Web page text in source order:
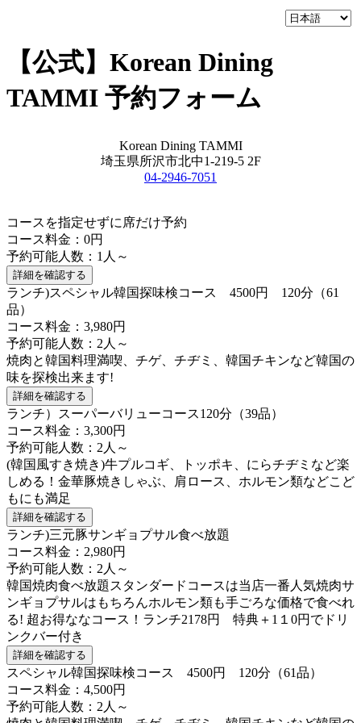
【公式】Korean Dining
TAMMI 予約フォーム
Korean Dining TAMMI
埼玉県所沢市北中1-219-5 2F
04-2946-7051
コースを指定せずに席だけ予約
コース料金：0円
予約可能人数：1人～
詳細を確認する
ランチ)スペシャル韓国探味検コース 4500円 120分（61
品）
コース料金：3,980円
予約可能人数：2人～
焼肉と韓国料理満喫、チゲ、チヂミ、韓国チキンなど韓国の
味を探検出来ます!
詳細を確認する
ランチ）スーパーバリューコース120分（39品）
コース料金：3,300円
予約可能人数：2人～
(韓国風すき焼き)牛プルコギ、トッポキ、にらチヂミなど楽
しめる！金華豚焼きしゃぶ、肩ロース、ホルモン類などこど
もにも満足
詳細を確認する
ランチ)三元豚サンギョプサル食べ放題
コース料金：2,980円
予約可能人数：2人～
韓国焼肉食べ放題スタンダードコースは当店一番人気焼肉サ
ンギョプサルはもちろんホルモン類も手ごろな価格で食べれ
る! 超お得ななコース！ランチ2178円 特典＋1１0円でドリ
ンクバー付き
詳細を確認する
スペシャル韓国探味検コース 4500円 120分（61品）
コース料金：4,500円
予約可能人数：2人～